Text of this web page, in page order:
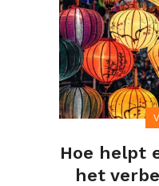
Hoe helpt
het